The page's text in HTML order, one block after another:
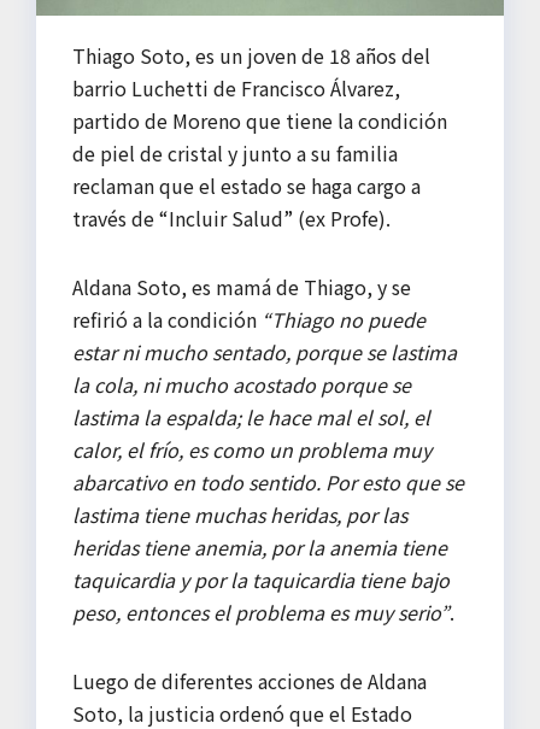
Thiago Soto, es un joven de 18 años del
barrio Luchetti de Francisco Álvarez,
partido de Moreno que tiene la condición
de piel de cristal y junto a su familia
reclaman que el estado se haga cargo a
través de “Incluir Salud” (ex Profe).
Aldana Soto, es mamá de Thiago, y se
refirió a la condición “Thiago no puede
estar ni mucho sentado, porque se lastima
la cola, ni mucho acostado porque se
lastima la espalda; le hace mal el sol, el
calor, el frío, es como un problema muy
abarcativo en todo sentido. Por esto que se
lastima tiene muchas heridas, por las
heridas tiene anemia, por la anemia tiene
taquicardia y por la taquicardia tiene bajo
peso, entonces el problema es muy serio”.
Luego de diferentes acciones de Aldana
Soto, la justicia ordenó que el Estado